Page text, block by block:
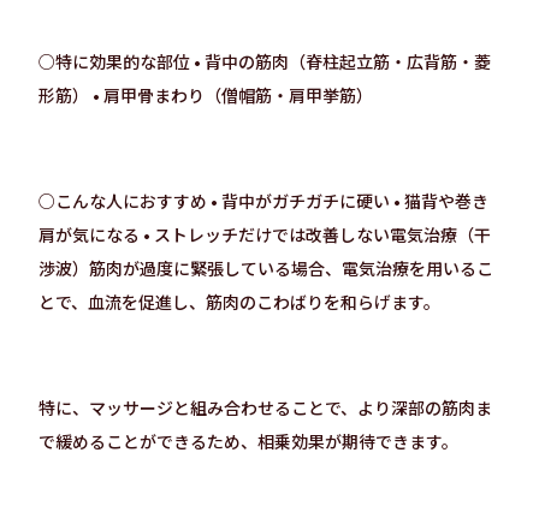
○特に効果的な部位 • 背中の筋肉（脊柱起立筋・広背筋・菱
形筋） • 肩甲骨まわり（僧帽筋・肩甲挙筋）
○こんな人におすすめ • 背中がガチガチに硬い • 猫背や巻き
肩が気になる • ストレッチだけでは改善しない電気治療（干
渉波）筋肉が過度に緊張している場合、電気治療を用いるこ
とで、血流を促進し、筋肉のこわばりを和らげます。
特に、マッサージと組み合わせることで、より深部の筋肉ま
で緩めることができるため、相乗効果が期待できます。